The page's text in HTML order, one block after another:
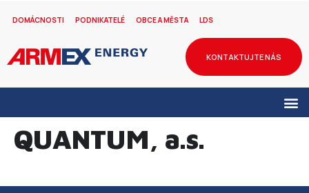
DOMÁCNOSTI PODNIKATELÉ OBCE A MĚSTA LDS
KONTAKTUJTE NÁS
QUANTUM, a.s.